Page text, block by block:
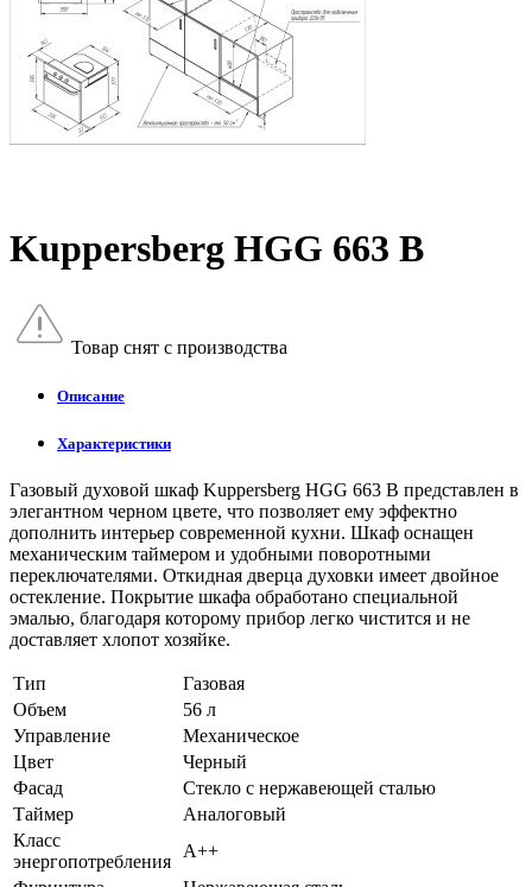
Kuppersberg HGG 663 B
Товар снят с производства
Описание
Характеристики
Газовый духовой шкаф Kuppersberg HGG 663 B представлен в
элегантном черном цвете, что позволяет ему эффектно
дополнить интерьер современной кухни. Шкаф оснащен
механическим таймером и удобными поворотными
переключателями. Откидная дверца духовки имеет двойное
остекление. Покрытие шкафа обработано специальной
эмалью, благодаря которому прибор легко чистится и не
доставляет хлопот хозяйке.
Тип
Газовая
Объем
56 л
Управление
Механическое
Цвет
Черный
Фасад
Стекло с нержавеющей сталью
Таймер
Аналоговый
Класс
энергопотребления
А++